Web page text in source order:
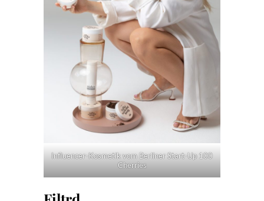
Influencer-Kosmetik vom Berliner Start-Up 100
Cherries